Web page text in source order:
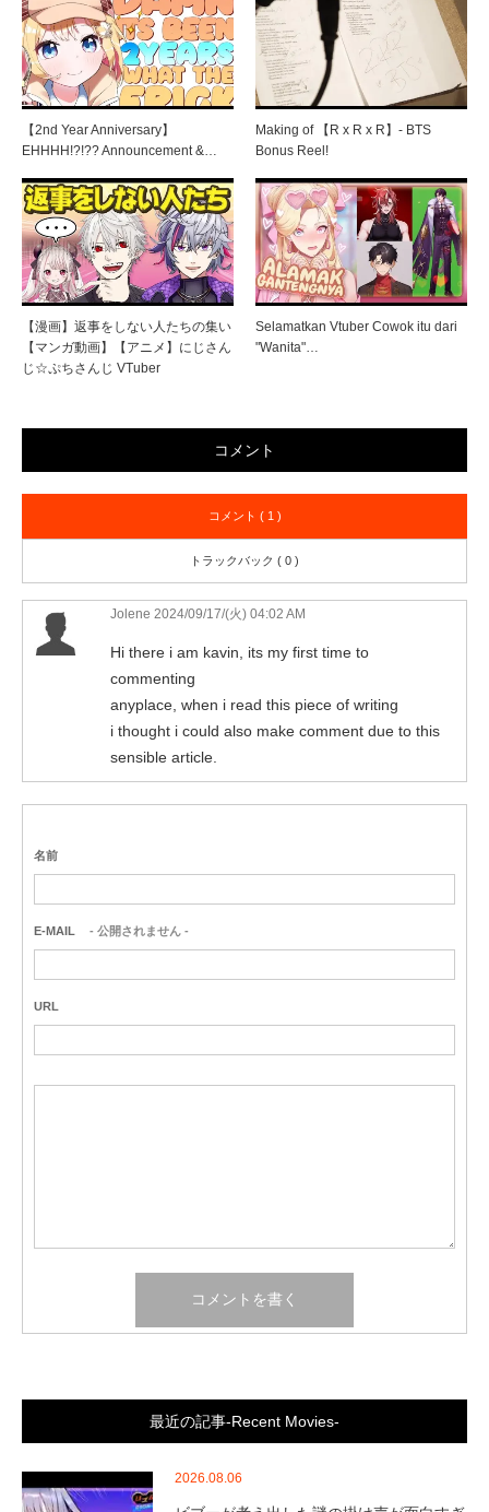
【2nd Year Anniversary】
EHHHH!?!?? Announcement &…
Making of 【R x R x R】- BTS
Bonus Reel!
【漫画】返事をしない人たちの集い
【マンガ動画】【アニメ】にじさん
じ☆ぷちさんじ VTuber
Selamatkan Vtuber Cowok itu dari
"Wanita"…
コメント
コメント ( 1 )
トラックバック ( 0 )
Jolene 2024/09/17/(火) 04:02 AM
Hi there i am kavin, its my first time to
commenting
anyplace, when i read this piece of writing
i thought i could also make comment due to this
sensible article.
名前
E-MAIL - 公開されません -
URL
最近の記事-Recent Movies-
2026.08.06